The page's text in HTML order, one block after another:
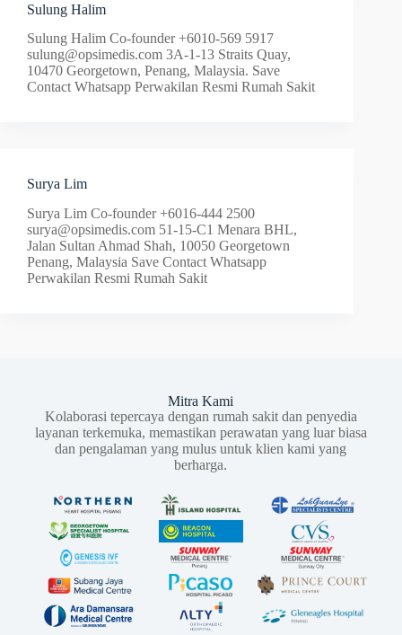
Sulung Halim
Sulung Halim Co-founder +6010-569 5917
sulung@opsimedis.com 3A-1-13 Straits Quay,
10470 Georgetown, Penang, Malaysia. Save
Contact Whatsapp Perwakilan Resmi Rumah Sakit
Surya Lim
Surya Lim Co-founder +6016-444 2500
surya@opsimedis.com 51-15-C1 Menara BHL,
Jalan Sultan Ahmad Shah, 10050 Georgetown
Penang, Malaysia Save Contact Whatsapp
Perwakilan Resmi Rumah Sakit
Mitra Kami
Kolaborasi tepercaya dengan rumah sakit dan penyedia
layanan terkemuka, memastikan perawatan yang luar biasa
dan pengalaman yang mulus untuk klien kami yang
berharga.